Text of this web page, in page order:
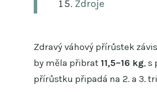
Zdroje
Zdravý váhový přírůstek
by měla přibrat 11,5–16 kg, s
přírůstku připadá na 2. a 3.